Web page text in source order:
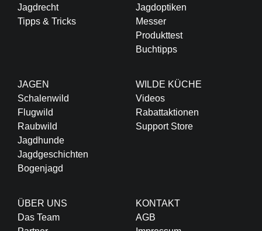
Jagdrecht
Tipps & Tricks
Jagdoptiken
Messer
Produkttest
Buchtipps
JAGEN
Schalenwild
Flugwild
Raubwild
Jagdhunde
Jagdgeschichten
Bogenjagd
WILDE KÜCHE
Videos
Rabattaktionen
Support Store
ÜBER UNS
Das Team
KONTAKT
AGB